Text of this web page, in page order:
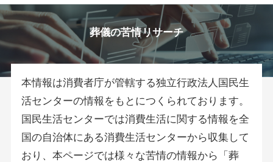
葬儀の苦情リサーチ
本情報は消費者庁が管轄する独立行政法人国民生
活センターの情報をもとにつくられております。
国民生活センターでは消費生活に関する情報を全
国の自治体にある消費生活センターから収集して
おり、本ページでは様々な苦情の情報から「葬